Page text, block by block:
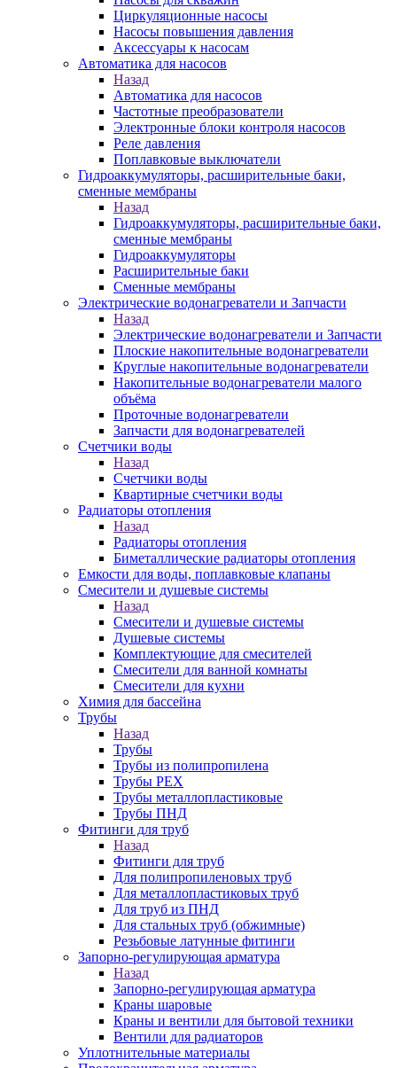
Циркуляционные насосы
Насосы повышения давления
Аксессуары к насосам
Автоматика для насосов
Назад
Автоматика для насосов
Частотные преобразователи
Электронные блоки контроля насосов
Реле давления
Поплавковые выключатели
Гидроаккумуляторы, расширительные баки,
сменные мембраны
Назад
Гидроаккумуляторы, расширительные баки,
сменные мембраны
Гидроаккумуляторы
Расширительные баки
Сменные мембраны
Электрические водонагреватели и Запчасти
Назад
Электрические водонагреватели и Запчасти
Плоские накопительные водонагреватели
Круглые накопительные водонагреватели
Накопительные водонагреватели малого
объёма
Проточные водонагреватели
Запчасти для водонагревателей
Счетчики воды
Назад
Счетчики воды
Квартирные счетчики воды
Радиаторы отопления
Назад
Радиаторы отопления
Биметаллические радиаторы отопления
Емкости для воды, поплавковые клапаны
Смесители и душевые системы
Назад
Смесители и душевые системы
Душевые системы
Комплектующие для смесителей
Смесители для ванной комнаты
Смесители для кухни
Химия для бассейна
Трубы
Назад
Трубы
Трубы из полипропилена
Трубы PEX
Трубы металлопластиковые
Трубы ПНД
Фитинги для труб
Назад
Фитинги для труб
Для полипропиленовых труб
Для металлопластиковых труб
Для труб из ПНД
Для стальных труб (обжимные)
Резьбовые латунные фитинги
Запорно-регулирующая арматура
Назад
Запорно-регулирующая арматура
Краны шаровые
Краны и вентили для бытовой техники
Вентили для радиаторов
Уплотнительные материалы